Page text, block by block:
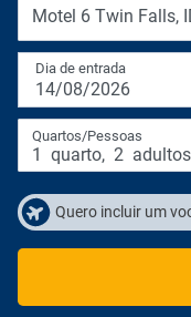
Motel 6 Twin Falls,
Dia de entrada
14/08/2026
Quartos/Pessoas
1 quarto, 2 adultos
Quero incluir um